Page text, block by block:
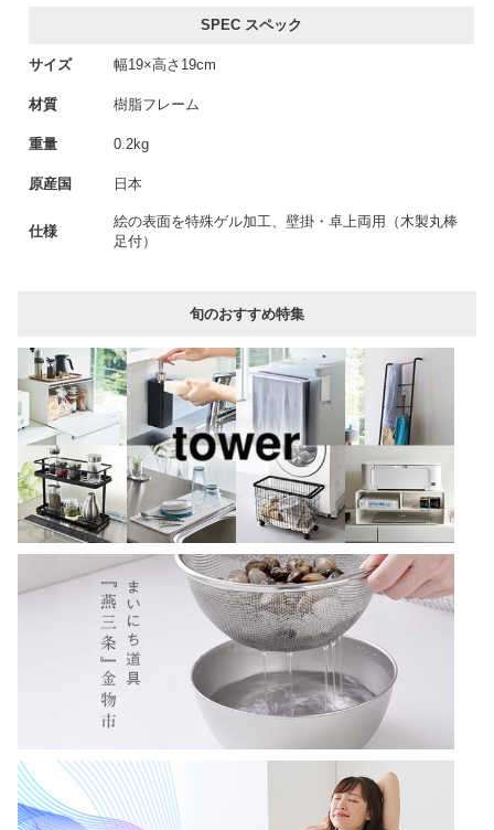
SPEC スペック
サイズ 幅19×高さ19cm
材質 樹脂フレーム
重量 0.2kg
原産国 日本
仕様
絵の表面を特殊ゲル加工、壁掛・卓上両用（木製丸棒
足付）
旬のおすすめ特集